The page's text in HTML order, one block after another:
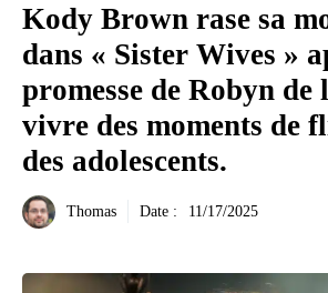
Kody Brown rase sa
dans « Sister Wives »
promesse de Robyn
vivre des moments de
des adolescents.
Thomas Date : 11/17/2025